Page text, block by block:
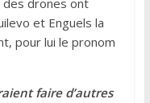
des drones ont
et Enguels la
pour lui le pronom
faire d’autres